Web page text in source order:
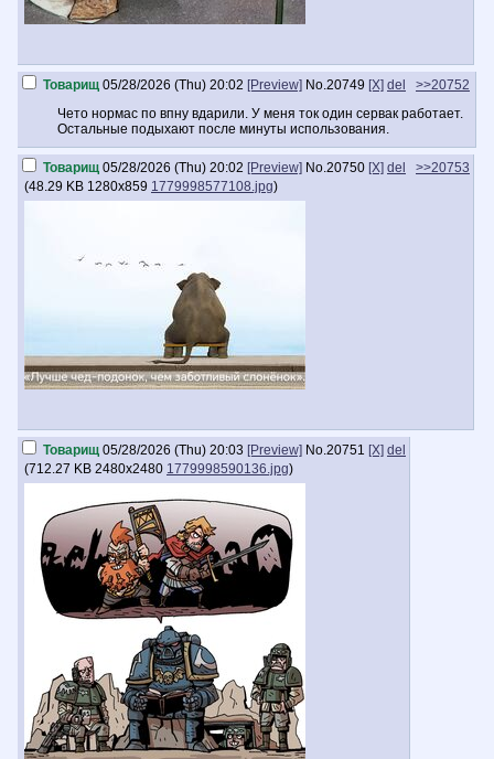
Товарищ 05/28/2026 (Thu) 20:02 [Preview] No.20749 [X] del
>>20752
Чето нормас по впну вдарили. У меня ток один сервак работает.
Остальные подыхают после минуты использования.
Товарищ 05/28/2026 (Thu) 20:02 [Preview] No.20750 [X] del
>>20753
(48.29 KB 1280x859 1779998577108.jpg)
Товарищ 05/28/2026 (Thu) 20:03 [Preview] No.20751 [X] del
(712.27 KB 2480x2480 1779998590136.jpg)